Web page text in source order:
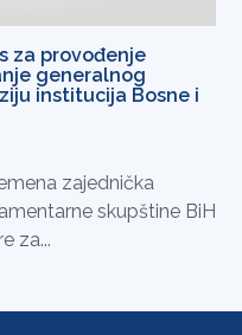
za provođenje
generalnog
institucija Bosne i
zajednička
skupštine BiH
za...